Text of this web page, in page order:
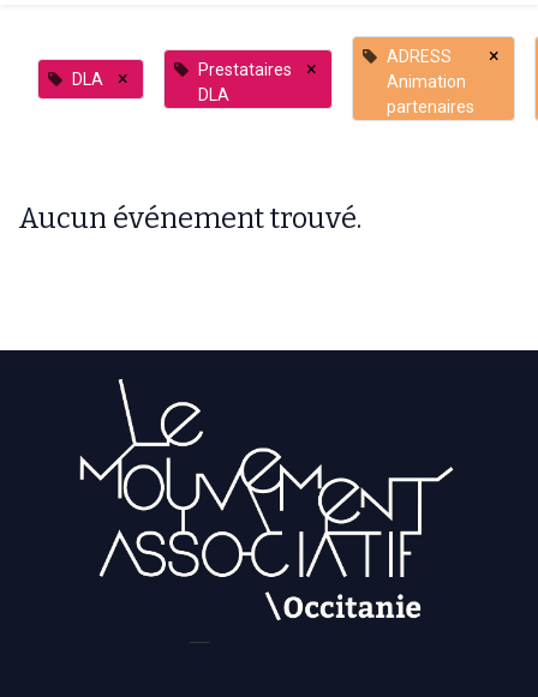
DLA ×
Prestataires
DLA
×
ADRESS
Animation
partenaires
×
Aucun événement trouvé.